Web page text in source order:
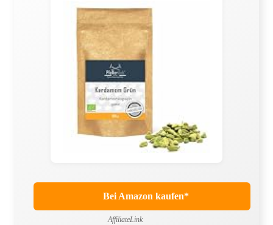
Bei Amazon kaufen*
AffiliateLink